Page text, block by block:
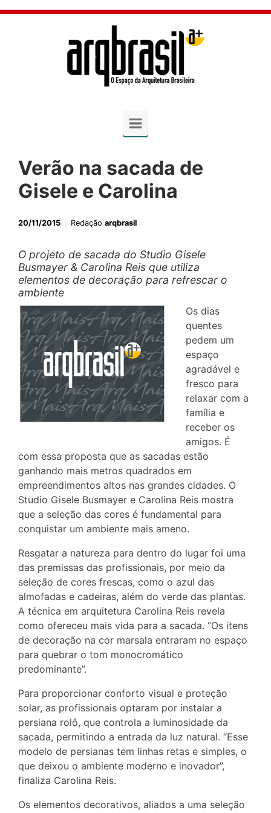
Skip to main content
Verão na sacada de
Gisele e Carolina
20/11/2015 Redação arqbrasil
O projeto de sacada do Studio Gisele
Busmayer & Carolina Reis que utiliza
elementos de decoração para refrescar o
ambiente
Os dias
quentes
pedem um
espaço
agradável e
fresco para
relaxar com a
família e
receber os
amigos. É
com essa proposta que as sacadas estão
ganhando mais metros quadrados em
empreendimentos altos nas grandes cidades. O
Studio Gisele Busmayer e Carolina Reis mostra
que a seleção das cores é fundamental para
conquistar um ambiente mais ameno.
Resgatar a natureza para dentro do lugar foi uma
das premissas das profissionais, por meio da
seleção de cores frescas, como o azul das
almofadas e cadeiras, além do verde das plantas.
A técnica em arquitetura Carolina Reis revela
como ofereceu mais vida para a sacada. “Os itens
de decoração na cor marsala entraram no espaço
para quebrar o tom monocromático
predominante”.
Para proporcionar conforto visual e proteção
solar, as profissionais optaram por instalar a
persiana rolô, que controla a luminosidade da
sacada, permitindo a entrada da luz natural. “Esse
modelo de persianas tem linhas retas e simples, o
que deixou o ambiente moderno e inovador”,
finaliza Carolina Reis.
Os elementos decorativos, aliados a uma seleção